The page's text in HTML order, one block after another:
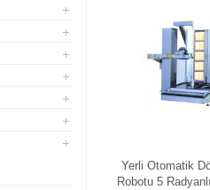
Yerli Otomatik
Robotu 5